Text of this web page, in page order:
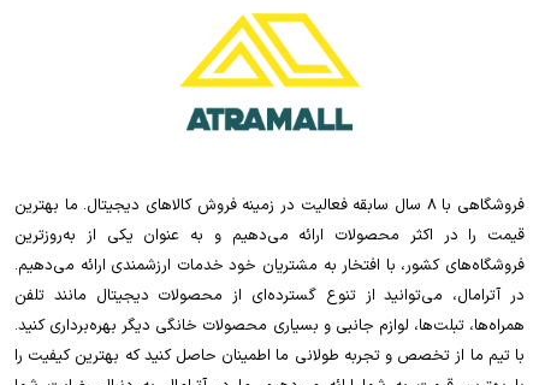
فروشگاهی با 8 سال سابقه فعالیت در زمینه فروش کالاهای دیجیتال. ما بهترین
قیمت را در اکثر محصولات ارائه می‌دهیم و به عنوان یکی از به‌روزترین
فروشگاه‌های کشور، با افتخار به مشتریان خود خدمات ارزشمندی ارائه می‌دهیم.
در آترامال، می‌توانید از تنوع گسترده‌ای از محصولات دیجیتال مانند تلفن
همراه‌ها، تبلت‌ها، لوازم جانبی و بسیاری محصولات خانگی دیگر بهره‌برداری کنید.
با تیم ما از تخصص و تجربه طولانی ما اطمینان حاصل کنید که بهترین کیفیت را